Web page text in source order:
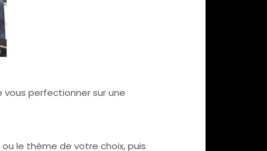
perfectionner sur une
le thème de votre choix, puis